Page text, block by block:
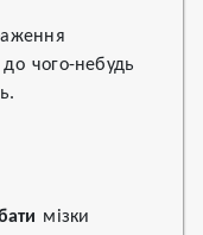
чого-небудь
мізки